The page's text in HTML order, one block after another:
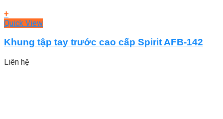
+
Quick View
Khung tập tay trước cao cấp Spirit AFB-142
Liên hệ